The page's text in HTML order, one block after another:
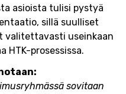
asioista tulisi pystyä
sillä suulliset
valitettavasti useinkaan
HTK-prosessissa.
sovitaan